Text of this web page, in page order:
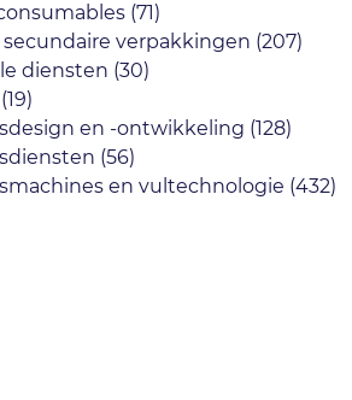
(71)
secundaire verpakkingen (207)
diensten (30)
(19)
en -ontwikkeling (128)
(56)
en vultechnologie (432)
meer